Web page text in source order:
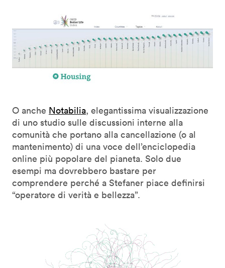
O anche Notabilia, elegantissima visualizzazione
di uno studio sulle discussioni interne alla
comunità che portano alla cancellazione (o al
mantenimento) di una voce dell’enciclopedia
online più popolare del pianeta. Solo due
esempi ma dovrebbero bastare per
comprendere perché a Stefaner piace definirsi
“operatore di verità e bellezza”.